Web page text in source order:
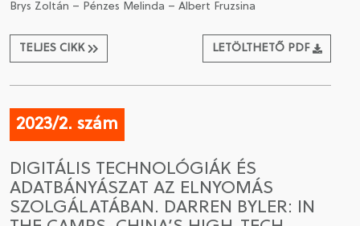
Brys Zoltán – Pénzes Melinda – Albert Fruzsina
TELJES CIKK LETÖLTHETŐ PDF
2023/2. szám
DIGITÁLIS TECHNOLÓGIÁK ÉS
ADATBÁNYÁSZAT AZ ELNYOMÁS
SZOLGÁLATÁBAN. DARREN BYLER: IN